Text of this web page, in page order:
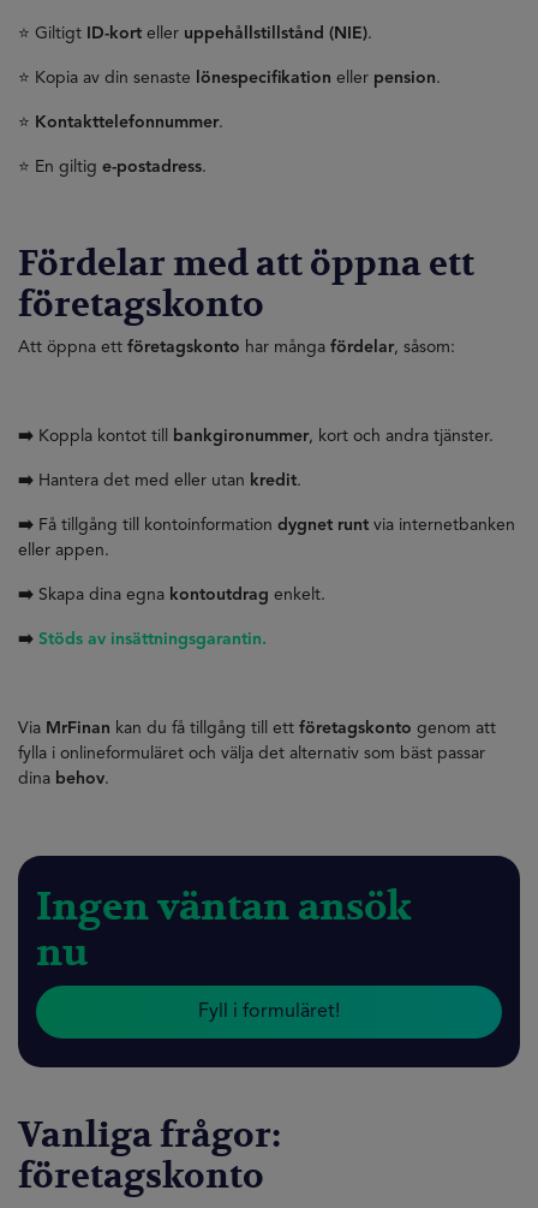
⭐ Giltigt ID-kort eller uppehållstillstånd (NIE).
⭐ Kopia av din senaste lönespecifikation eller pension.
⭐ Kontakttelefonnummer.
⭐ En giltig e-postadress.
Fördelar med att öppna ett
företagskonto
Att öppna ett företagskonto har många fördelar, såsom:
➡️ Koppla kontot till bankgironummer, kort och andra tjänster.
➡️ Hantera det med eller utan kredit.
➡️ Få tillgång till kontoinformation dygnet runt via internetbanken
eller appen.
➡️ Skapa dina egna kontoutdrag enkelt.
➡️ Stöds av insättningsgarantin.
Via MrFinan kan du få tillgång till ett företagskonto genom att
fylla i onlineformuläret och välja det alternativ som bäst passar
dina behov.
Ingen väntan ansök
nu
Fyll i formuläret!
Vanliga frågor:
företagskonto